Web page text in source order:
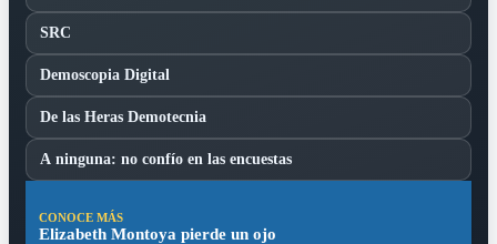
SRC
Demoscopia Digital
De las Heras Demotecnia
A ninguna: no confío en las encuestas
CONOCE MÁS
Elizabeth Montoya pierde un ojo